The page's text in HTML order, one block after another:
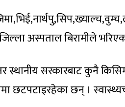
अस्पताल बिरामीले
स्थानीय सरकारबाट कुनै
छटपटाइरहेका छन् ।